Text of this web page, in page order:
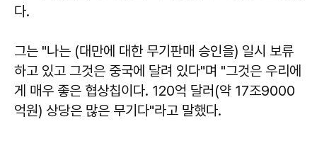
다.
그는 "나는 (대만에 대한 무기판매 승인을) 일시 보류
하고 있고 그것은 중국에 달려 있다"며 "그것은 우리에
게 매우 좋은 협상칩이다. 120억 달러(약 17조9000
억원) 상당은 많은 무기다"라고 말했다.